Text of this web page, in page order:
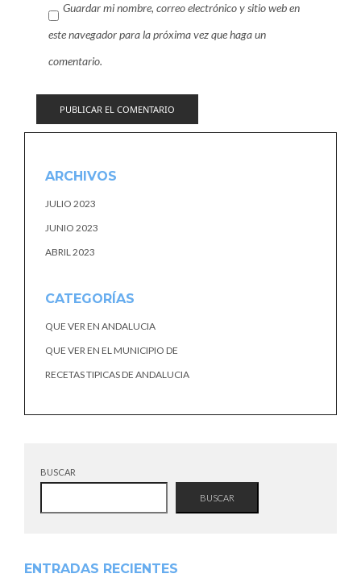
Guardar mi nombre, correo electrónico y sitio web en
este navegador para la próxima vez que haga un
comentario.
ARCHIVOS
JULIO 2023
JUNIO 2023
ABRIL 2023
CATEGORÍAS
QUE VER EN ANDALUCIA
QUE VER EN EL MUNICIPIO DE
RECETAS TIPICAS DE ANDALUCIA
BUSCAR
BUSCAR
ENTRADAS RECIENTES